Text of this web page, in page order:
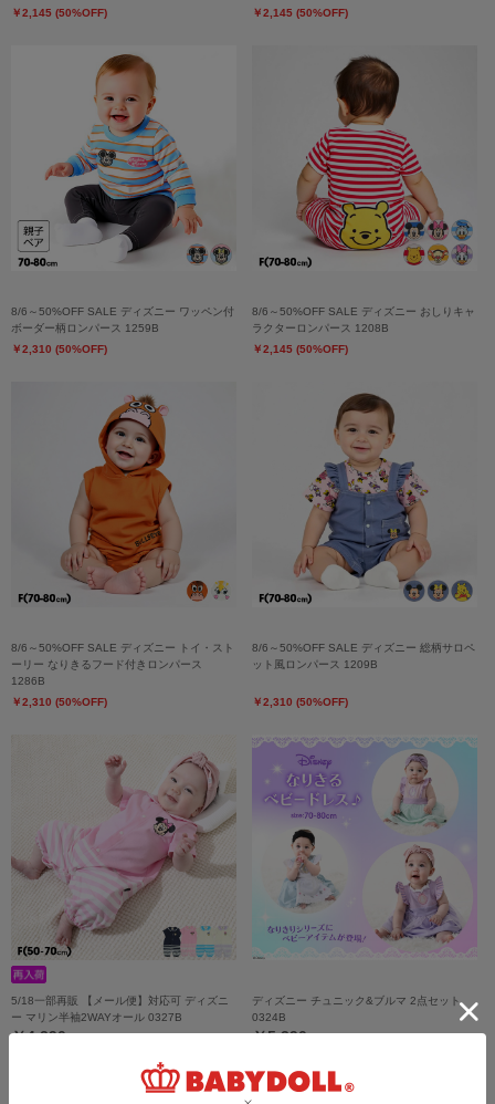
￥2,145 (50%OFF)
￥2,145 (50%OFF)
8/6～50%OFF SALE ディズニー ワッペン付
ボーダー柄ロンパース 1259B
￥2,310 (50%OFF)
8/6～50%OFF SALE ディズニー おしりキャ
ラクターロンパース 1208B
￥2,145 (50%OFF)
8/6～50%OFF SALE ディズニー トイ・スト
ーリー なりきるフード付きロンパース
1286B
￥2,310 (50%OFF)
8/6～50%OFF SALE ディズニー 総柄サロペ
ット風ロンパース 1209B
￥2,310 (50%OFF)
5/18一部再販 【メール便】対応可 ディズニ
ー マリン半袖2WAYオール 0327B
￥4,290
ディズニー チュニック&ブルマ 2点セット
0324B
￥5,390